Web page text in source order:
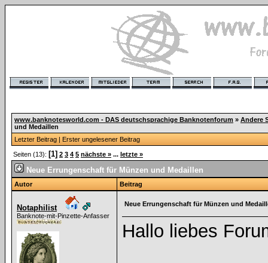
www.banknotesworld.com - DAS deutschsprachige Banknotenforum » Andere
und Medaillen
Letzter Beitrag | Erster ungelesener Beitrag
Seiten (13): [1] 2 3 4 5 nächste » ... letzte »
Neue Errungenschaft für Münzen und Medaillen
Autor Beitrag
Notaphilist
Banknote-mit-Pinzette-Anfasser
Neue Errungenschaft für Münzen und
Hallo liebes